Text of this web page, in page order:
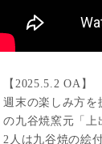
【2025.5.2 OA】
週末の楽しみ方を
の九谷焼窯元「上
2人は九谷焼の絵